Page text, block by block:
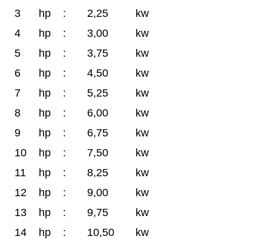
3
hp : 2,25
kw
4
hp : 3,00
kw
5
hp : 3,75
kw
6
hp : 4,50
kw
7
hp : 5,25
kw
8
hp : 6,00
kw
9
hp : 6,75
kw
10
hp : 7,50
kw
11
hp : 8,25
kw
12
hp : 9,00
kw
13
hp : 9,75
kw
14
hp : 10,50
kw